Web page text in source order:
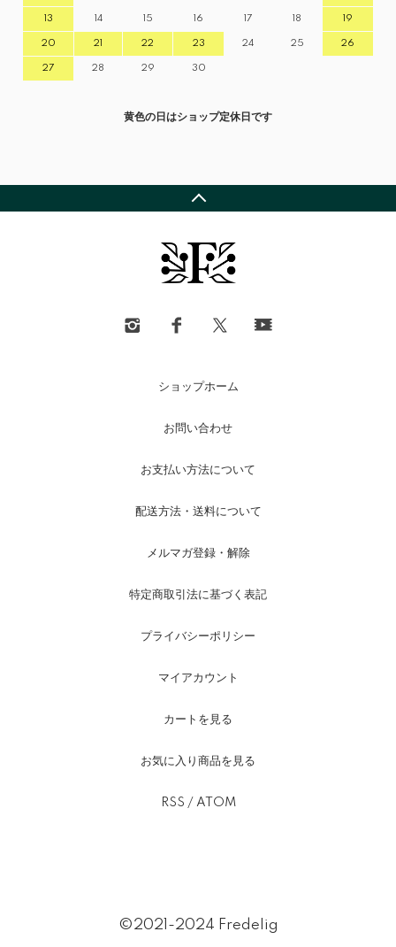
13 14 15 16 17 18 19
20 21 22 23 24 25 26
27 28 29 30
黄色の日はショップ定休日です
ショップホーム
お問い合わせ
お支払い方法について
配送方法・送料について
メルマガ登録・解除
特定商取引法に基づく表記
プライバシーポリシー
マイアカウント
カートを見る
お気に入り商品を見る
RSS / ATOM
©2021-2024 Fredelig